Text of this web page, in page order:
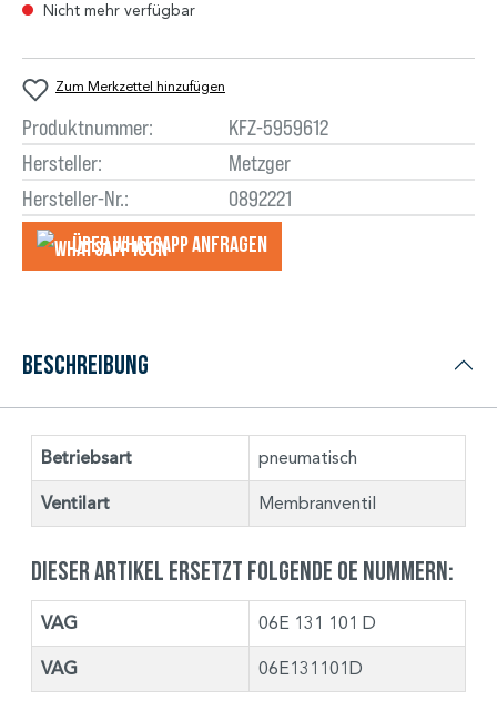
Nicht mehr verfügbar
Zum Merkzettel hinzufügen
Produktnummer:
KFZ-5959612
Hersteller:
Metzger
Hersteller-Nr.:
0892221
Über WhatsApp anfragеn
Beschreibung
Betriebsart pneumatisch
Ventilart Membranventil
Dieser Artikel ersetzt folgende OE Nummern:
VAG 06E 131 101 D
VAG 06E131101D